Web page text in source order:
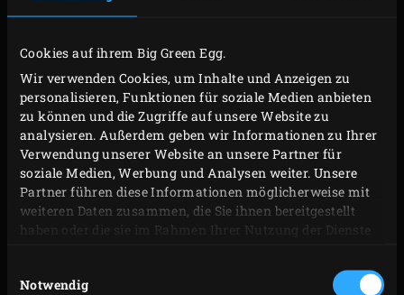
Cookies auf ihrem Big Green Egg.
Wir verwenden Cookies, um Inhalte und Anzeigen zu
personalisieren, Funktionen für soziale Medien anbieten
zu können und die Zugriffe auf unsere Website zu
analysieren. Außerdem geben wir Informationen zu Ihrer
Verwendung unserer Website an unsere Partner für
soziale Medien, Werbung und Analysen weiter. Unsere
Partner führen diese Informationen möglicherweise mit
weiteren Daten zusammen, die Sie ihnen bereitgestellt
haben oder die sie im Rahmen Ihrer Nutzung der Dienste
Notwendig
Streichpinsel!
Ausgelassene Butter für die Maiskolben, eine Marinade
mit Honig zum Hähnchen oder eine Soße mit Cidre und
Äpfeln zum Schweinefleisch: Für solche Zwecke wurde
der Soßentopf aus Gusseisen mit Streichpinsel
hergestellt. Da das Gusseisen die Wärme gut halten kann,
bleibt der Soßentopf auf dem Tisch noch lange warm. Der
Artikel-